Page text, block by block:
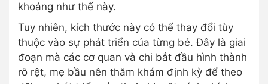
khoảng như thế này.
Tuy nhiên, kích thước này có thể thay đổi tùy
thuộc vào sự phát triển của từng bé. Đây là giai
đoạn mà các cơ quan và chi bắt đầu hình thành
rõ rệt, mẹ bầu nên thăm khám định kỳ để theo